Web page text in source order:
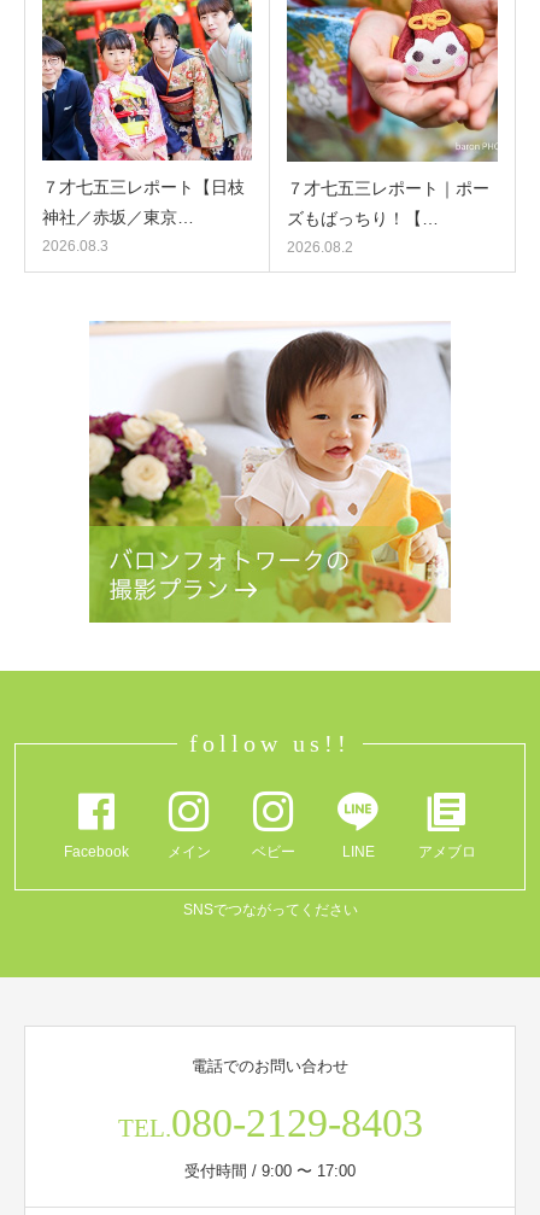
７才七五三レポート【日枝
神社／赤坂／東京…
2026.08.3
７才七五三レポート｜ポー
ズもばっちり！【…
2026.08.2
follow us!!
Facebook メイン ベビー LINE アメブロ
SNSでつながってください
電話でのお問い合わせ
TEL.080-2129-8403
受付時間 / 9:00 〜 17:00